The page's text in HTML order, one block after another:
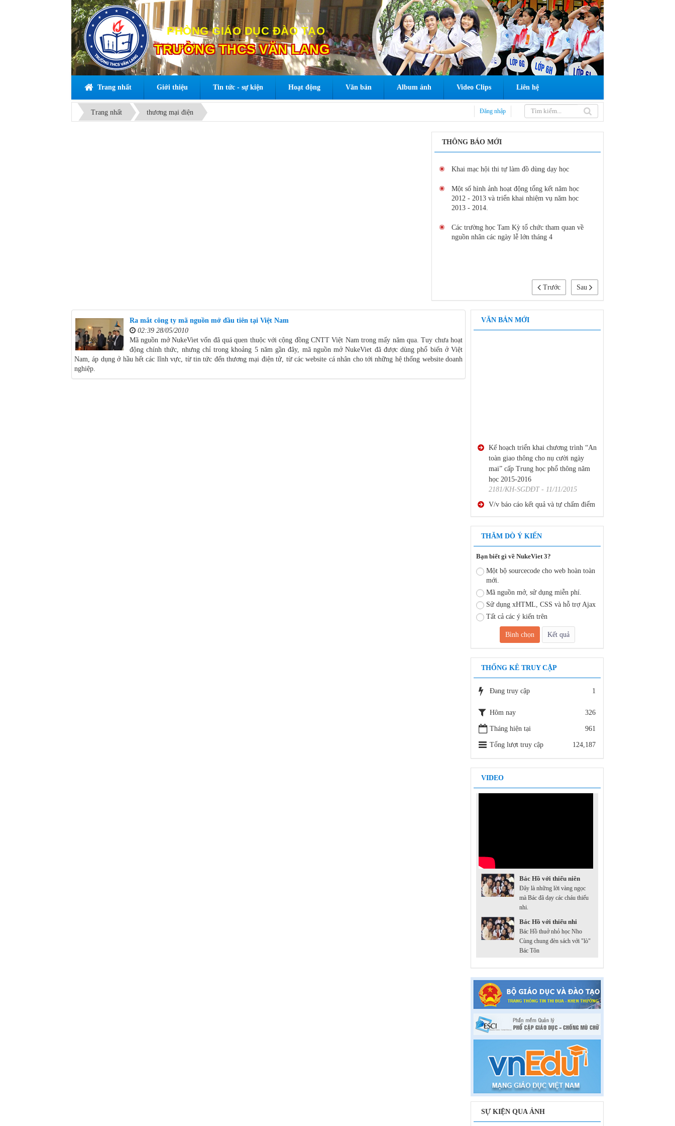
PHÒNG GIÁO DỤC ĐÀO TẠO
TRƯỜNG THCS VĂN LANG
Trang nhất Giới thiệu Tin tức - sự kiện Hoạt động Văn bản Album ảnh Video Clips Liên hệ
Trang nhất thương mại điện Đăng nhập
THÔNG BÁO MỚI
Khai mạc hội thi tự làm đồ dùng dạy học
Một số hình ảnh hoạt động tổng kết năm học
2012 - 2013 và triển khai nhiệm vụ năm học
2013 - 2014.
Các trường học Tam Kỳ tổ chức tham quan về
nguồn nhân các ngày lễ lớn tháng 4
Sau
Trước
Ra mắt công ty mã nguồn mở đầu tiên tại Việt Nam
02:39 28/05/2010
Mã nguồn mở NukeViet vốn đã quá quen thuộc với cộng đồng CNTT Việt Nam trong mấy năm qua. Tuy chưa hoạt
động chính thức, nhưng chỉ trong khoảng 5 năm gần đây, mã nguồn mở NukeViet đã được dùng phổ biến ở Việt
Nam, áp dụng ở hầu hết các lĩnh vực, từ tin tức đến thương mại điện tử, từ các website cá nhân cho tới những hệ thống website doanh
nghiệp.
VĂN BẢN MỚI
toàn giao thông cho nụ cười ngày
mai” cấp Trung học phổ thông năm
học 2015-2016
2181/KH-SGDĐT - 11/11/2015
thi đua thực hiện nhiệm vụ văn thư,
lưu trữ năm 2015
2188 /SGDĐT-VP - 18/11/2015
lưu trữ năm 2015-2
2199 /SGDĐT-VP - 18/11/2015
Kế hoạch triển khai chương trình “An
toàn giao thông cho nụ cười ngày
mai” cấp Trung học phổ thông năm
2181/KH-SGDĐT - 11/11/2015
V/v báo cáo kết quả và tự chấm điểm
thi đua thực hiện nhiệm vụ văn thư,
lưu trữ năm 2015
2188 /SGDĐT-VP - 18/11/2015
V/v báo cáo kết quả và tự chấm điểm
lưu trữ năm 2015-2
2199 /SGDĐT-VP - 18/11/2015
THĂM DÒ Ý KIẾN
Bạn biết gì về NukeViet 3?
Một bộ sourcecode cho web hoàn toàn
mới.
Mã nguồn mở, sử dụng miễn phí.
Sử dụng xHTML, CSS và hỗ trợ Ajax
Tất cả các ý kiến trên
THỐNG KÊ TRUY CẬP
Đang truy cập 1
Hôm nay 326
Tháng hiện tại 961
Tổng lượt truy cập 124,187
VIDEO
Bác Hồ với thiếu niên
Đây là những lời vàng ngọc
mà Bác đã dạy các cháu thiếu
nhi.
Bác Hồ với thiếu nhi
Bác Hồ thuở nhỏ học Nho
Cùng chung đèn sách với "lò"
Bác Tôn
SỰ KIỆN QUA ẢNH